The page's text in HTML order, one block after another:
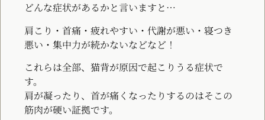
どんな症状があるかと言いますと…
肩こり・首痛・疲れやすい・代謝が悪い・寝つき
悪い・集中力が続かないなどなど！
これらは全部、猫背が原因で起こりうる症状で
す。
肩が凝ったり、首が痛くなったりするのはそこの
筋肉が硬い証拠です。